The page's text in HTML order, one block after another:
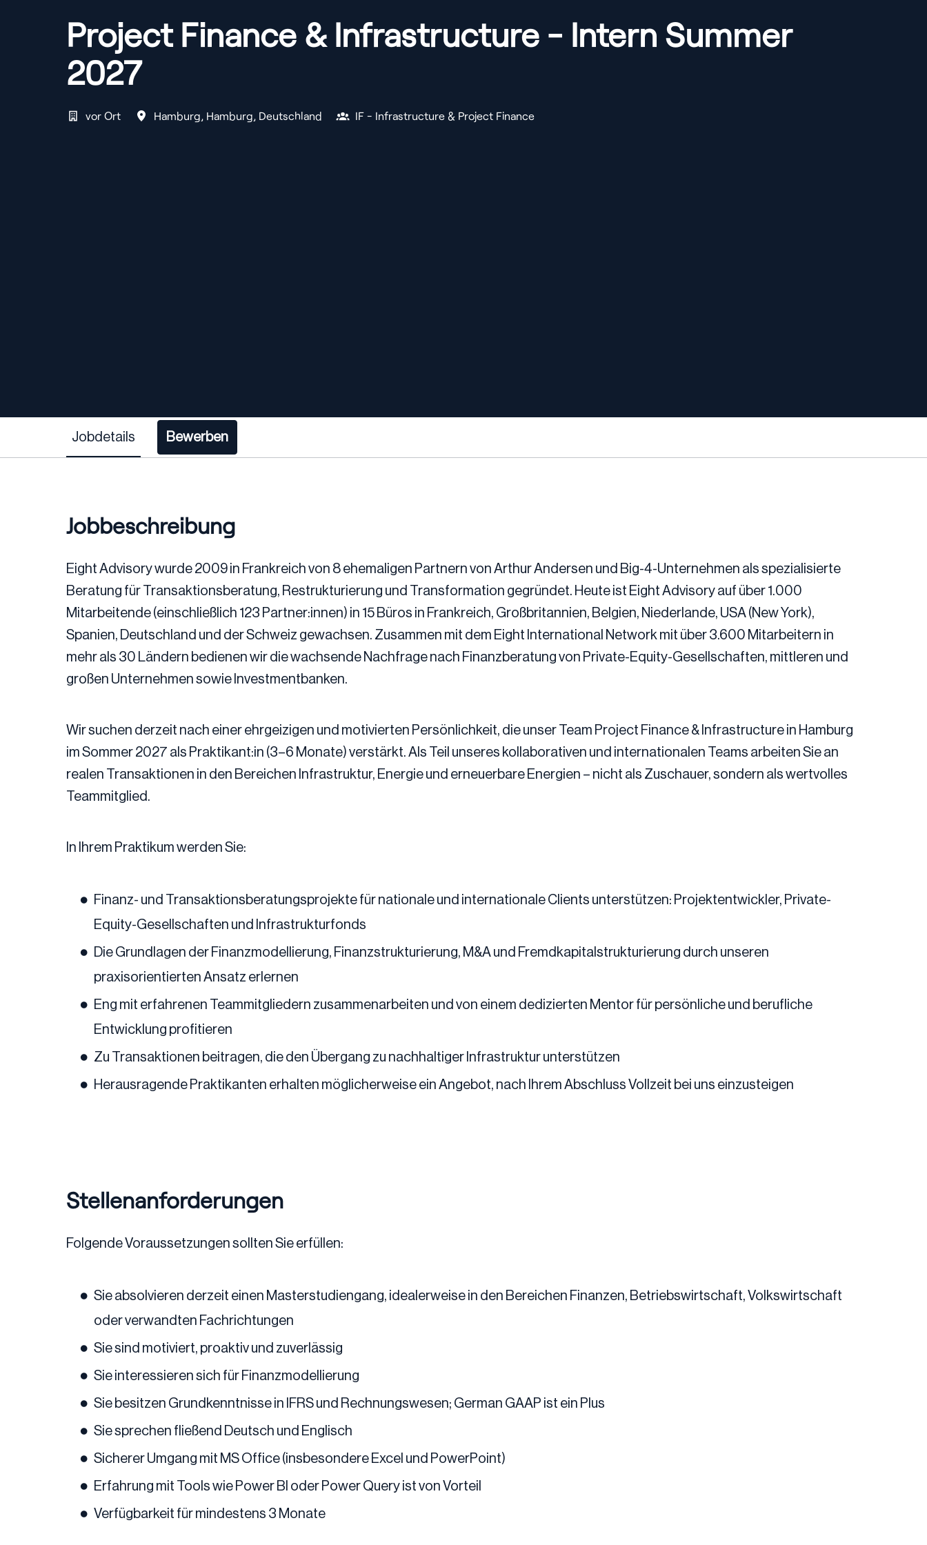
Project Finance & Infrastructure - Intern Summer
2027
vor Ort Hamburg, Hamburg, Deutschland IF - Infrastructure & Project Finance
Jobdetails Bewerben
Jobbeschreibung
Eight Advisory wurde 2009 in Frankreich von 8 ehemaligen Partnern von Arthur Andersen und Big-4-Unternehmen als spezialisierte
Beratung für Transaktionsberatung, Restrukturierung und Transformation gegründet. Heute ist Eight Advisory auf über 1.000
Mitarbeitende (einschließlich 123 Partner:innen) in 15 Büros in Frankreich, Großbritannien, Belgien, Niederlande, USA (New York),
Spanien, Deutschland und der Schweiz gewachsen. Zusammen mit dem Eight International Network mit über 3.600 Mitarbeitern in
mehr als 30 Ländern bedienen wir die wachsende Nachfrage nach Finanzberatung von Private-Equity-Gesellschaften, mittleren und
großen Unternehmen sowie Investmentbanken.
Wir suchen derzeit nach einer ehrgeizigen und motivierten Persönlichkeit, die unser Team Project Finance & Infrastructure in Hamburg
im Sommer 2027 als Praktikant:in (3–6 Monate) verstärkt. Als Teil unseres kollaborativen und internationalen Teams arbeiten Sie an
realen Transaktionen in den Bereichen Infrastruktur, Energie und erneuerbare Energien – nicht als Zuschauer, sondern als wertvolles
Teammitglied.
In Ihrem Praktikum werden Sie:
Finanz- und Transaktionsberatungsprojekte für nationale und internationale Clients unterstützen: Projektentwickler, Private-
Equity-Gesellschaften und Infrastrukturfonds
Die Grundlagen der Finanzmodellierung, Finanzstrukturierung, M&A und Fremdkapitalstrukturierung durch unseren
praxisorientierten Ansatz erlernen
Eng mit erfahrenen Teammitgliedern zusammenarbeiten und von einem dedizierten Mentor für persönliche und berufliche
Entwicklung profitieren
Zu Transaktionen beitragen, die den Übergang zu nachhaltiger Infrastruktur unterstützen
Herausragende Praktikanten erhalten möglicherweise ein Angebot, nach Ihrem Abschluss Vollzeit bei uns einzusteigen
Stellenanforderungen
Folgende Voraussetzungen sollten Sie erfüllen:
Sie absolvieren derzeit einen Masterstudiengang, idealerweise in den Bereichen Finanzen, Betriebswirtschaft, Volkswirtschaft
oder verwandten Fachrichtungen
Sie sind motiviert, proaktiv und zuverlässig
Sie interessieren sich für Finanzmodellierung
Sie besitzen Grundkenntnisse in IFRS und Rechnungswesen; German GAAP ist ein Plus
Sie sprechen fließend Deutsch und Englisch
Sicherer Umgang mit MS Office (insbesondere Excel und PowerPoint)
Erfahrung mit Tools wie Power BI oder Power Query ist von Vorteil
Verfügbarkeit für mindestens 3 Monate